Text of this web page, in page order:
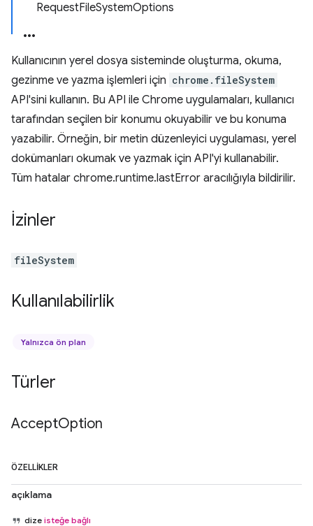
RequestFileSystemOptions
Kullanıcının yerel dosya sisteminde oluşturma, okuma,
gezinme ve yazma işlemleri için chrome.fileSystem
API'sini kullanın. Bu API ile Chrome uygulamaları, kullanıcı
tarafından seçilen bir konumu okuyabilir ve bu konuma
yazabilir. Örneğin, bir metin düzenleyici uygulaması, yerel
dokümanları okumak ve yazmak için API'yi kullanabilir.
Tüm hatalar chrome.runtime.lastError aracılığıyla bildirilir.
İzinler
fileSystem
Kullanılabilirlik
Yalnızca ön plan
Türler
AcceptOption
ÖZELLIKLER
açıklama
dize isteğe bağlı